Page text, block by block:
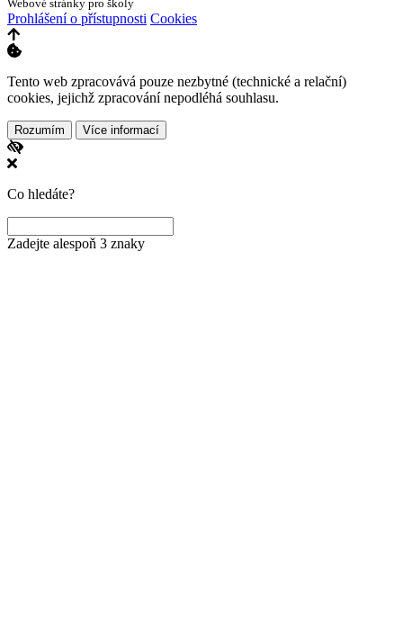
Webové stránky pro školy
Prohlášení o přístupnosti Cookies
Tento web zpracovává pouze nezbytné (technické a relační)
cookies, jejichž zpracování nepodléhá souhlasu.
Rozumím Více informací
Co hledáte?
Zadejte alespoň 3 znaky